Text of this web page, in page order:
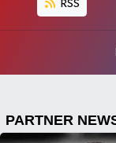
RSS